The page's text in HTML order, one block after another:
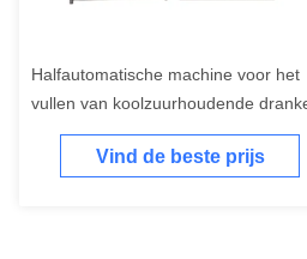
Halfautomatische machine voor het
vullen van koolzuurhoudende
200 ml-2L
Vind de beste prijs